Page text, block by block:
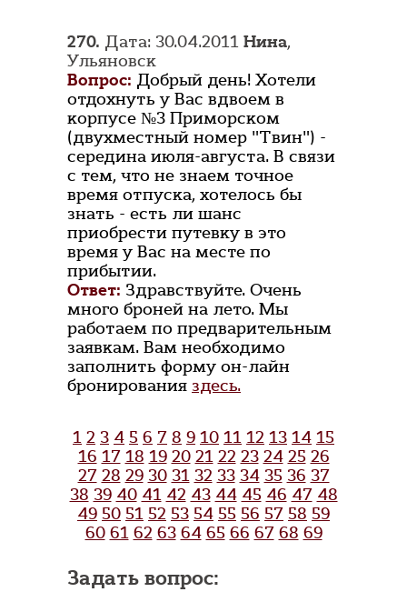
270. Дата: 30.04.2011 Нина,
Ульяновск
Вопрос: Добрый день! Хотели
отдохнуть у Вас вдвоем в
корпусе №3 Приморском
(двухместный номер "Твин") -
середина июля-августа. В связи
с тем, что не знаем точное
время отпуска, хотелось бы
знать - есть ли шанс
приобрести путевку в это
время у Вас на месте по
прибытии.
Ответ: Здравствуйте. Очень
много броней на лето. Мы
работаем по предварительным
заявкам. Вам необходимо
заполнить форму он-лайн
бронирования здесь.
1 2 3 4 5 6 7 8 9 10 11 12 13 14 15
16 17 18 19 20 21 22 23 24 25 26
27 28 29 30 31 32 33 34 35 36 37
38 39 40 41 42 43 44 45 46 47 48
49 50 51 52 53 54 55 56 57 58 59
60 61 62 63 64 65 66 67 68 69
Задать вопрос: